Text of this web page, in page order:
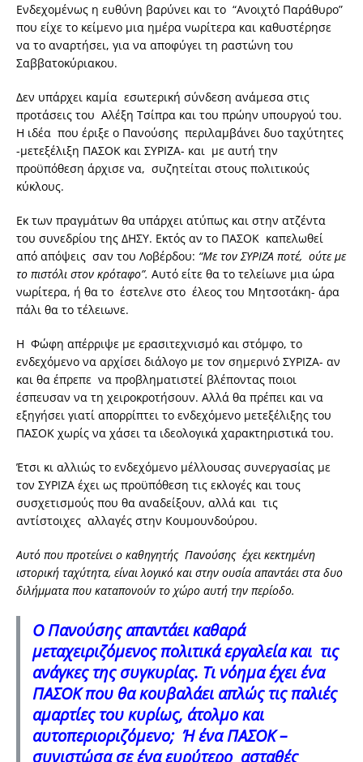
Ενδεχομένως η ευθύνη βαρύνει και το “Ανοιχτό Παράθυρο”
που είχε το κείμενο μια ημέρα νωρίτερα και καθυστέρησε
να το αναρτήσει, για να αποφύγει τη ραστώνη του
Σαββατοκύριακου.
Δεν υπάρχει καμία εσωτερική σύνδεση ανάμεσα στις
προτάσεις του Αλέξη Τσίπρα και του πρώην υπουργού του.
Η ιδέα που έριξε ο Πανούσης περιλαμβάνει δυο ταχύτητες
-μετεξέλιξη ΠΑΣΟΚ και ΣΥΡΙΖΑ- και με αυτή την
προϋπόθεση άρχισε να, συζητείται στους πολιτικούς
κύκλους.
Εκ των πραγμάτων θα υπάρχει ατύπως και στην ατζέντα
του συνεδρίου της ΔΗΣΥ. Εκτός αν το ΠΑΣΟΚ καπελωθεί
από απόψεις σαν του Λοβέρδου: “Με τον ΣΥΡΙΖΑ ποτέ, ούτε με
το πιστόλι στον κρόταφο”. Αυτό είτε θα το τελείωνε μια ώρα
νωρίτερα, ή θα το έστελνε στο έλεος του Μητσοτάκη- άρα
πάλι θα το τέλειωνε.
Η Φώφη απέρριψε με ερασιτεχνισμό και στόμφο, το
ενδεχόμενο να αρχίσει διάλογο με τον σημερινό ΣΥΡΙΖΑ- αν
και θα έπρεπε να προβληματιστεί βλέποντας ποιοι
έσπευσαν να τη χειροκροτήσουν. Αλλά θα πρέπει και να
εξηγήσει γιατί απορρίπτει το ενδεχόμενο μετεξέλιξης του
ΠΑΣΟΚ χωρίς να χάσει τα ιδεολογικά χαρακτηριστικά του.
Έτσι κι αλλιώς το ενδεχόμενο μέλλουσας συνεργασίας με
τον ΣΥΡΙΖΑ έχει ως προϋπόθεση τις εκλογές και τους
συσχετισμούς που θα αναδείξουν, αλλά και τις
αντίστοιχες αλλαγές στην Κουμουνδούρου.
Αυτό που προτείνει ο καθηγητής Πανούσης έχει κεκτημένη
ιστορική ταχύτητα, είναι λογικό και στην ουσία απαντάει στα δυο
διλήμματα που καταπονούν το χώρο αυτή την περίοδο.
Ο Πανούσης απαντάει καθαρά
μεταχειριζόμενος πολιτικά εργαλεία και τις
ανάγκες της συγκυρίας. Τι νόημα έχει ένα
ΠΑΣΟΚ που θα κουβαλάει απλώς τις παλιές
αμαρτίες του κυρίως, άτολμο και
αυτοπεριοριζόμενο; Ή ένα ΠΑΣΟΚ –
συνιστώσα σε ένα ευρύτερο ασταθές